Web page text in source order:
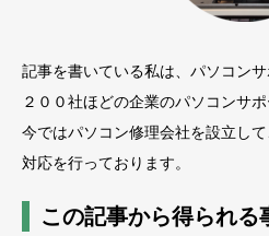
記事を書いている私は、パソコンサ
２００社ほどの企業のパソコンサ
今ではパソコン修理会社を設立し
対応を行っております。
この記事から得られる